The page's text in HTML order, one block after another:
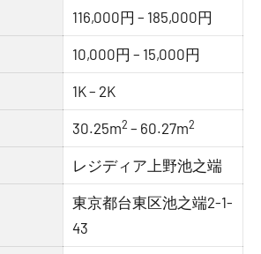
116,000円 – 185,000円
10,000円 – 15,000円
1K – 2K
30.25m2 – 60.27m2
レジディア上野池之端
東京都台東区池之端2-1-
43